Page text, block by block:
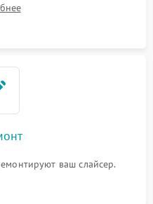
ваш слайсер.